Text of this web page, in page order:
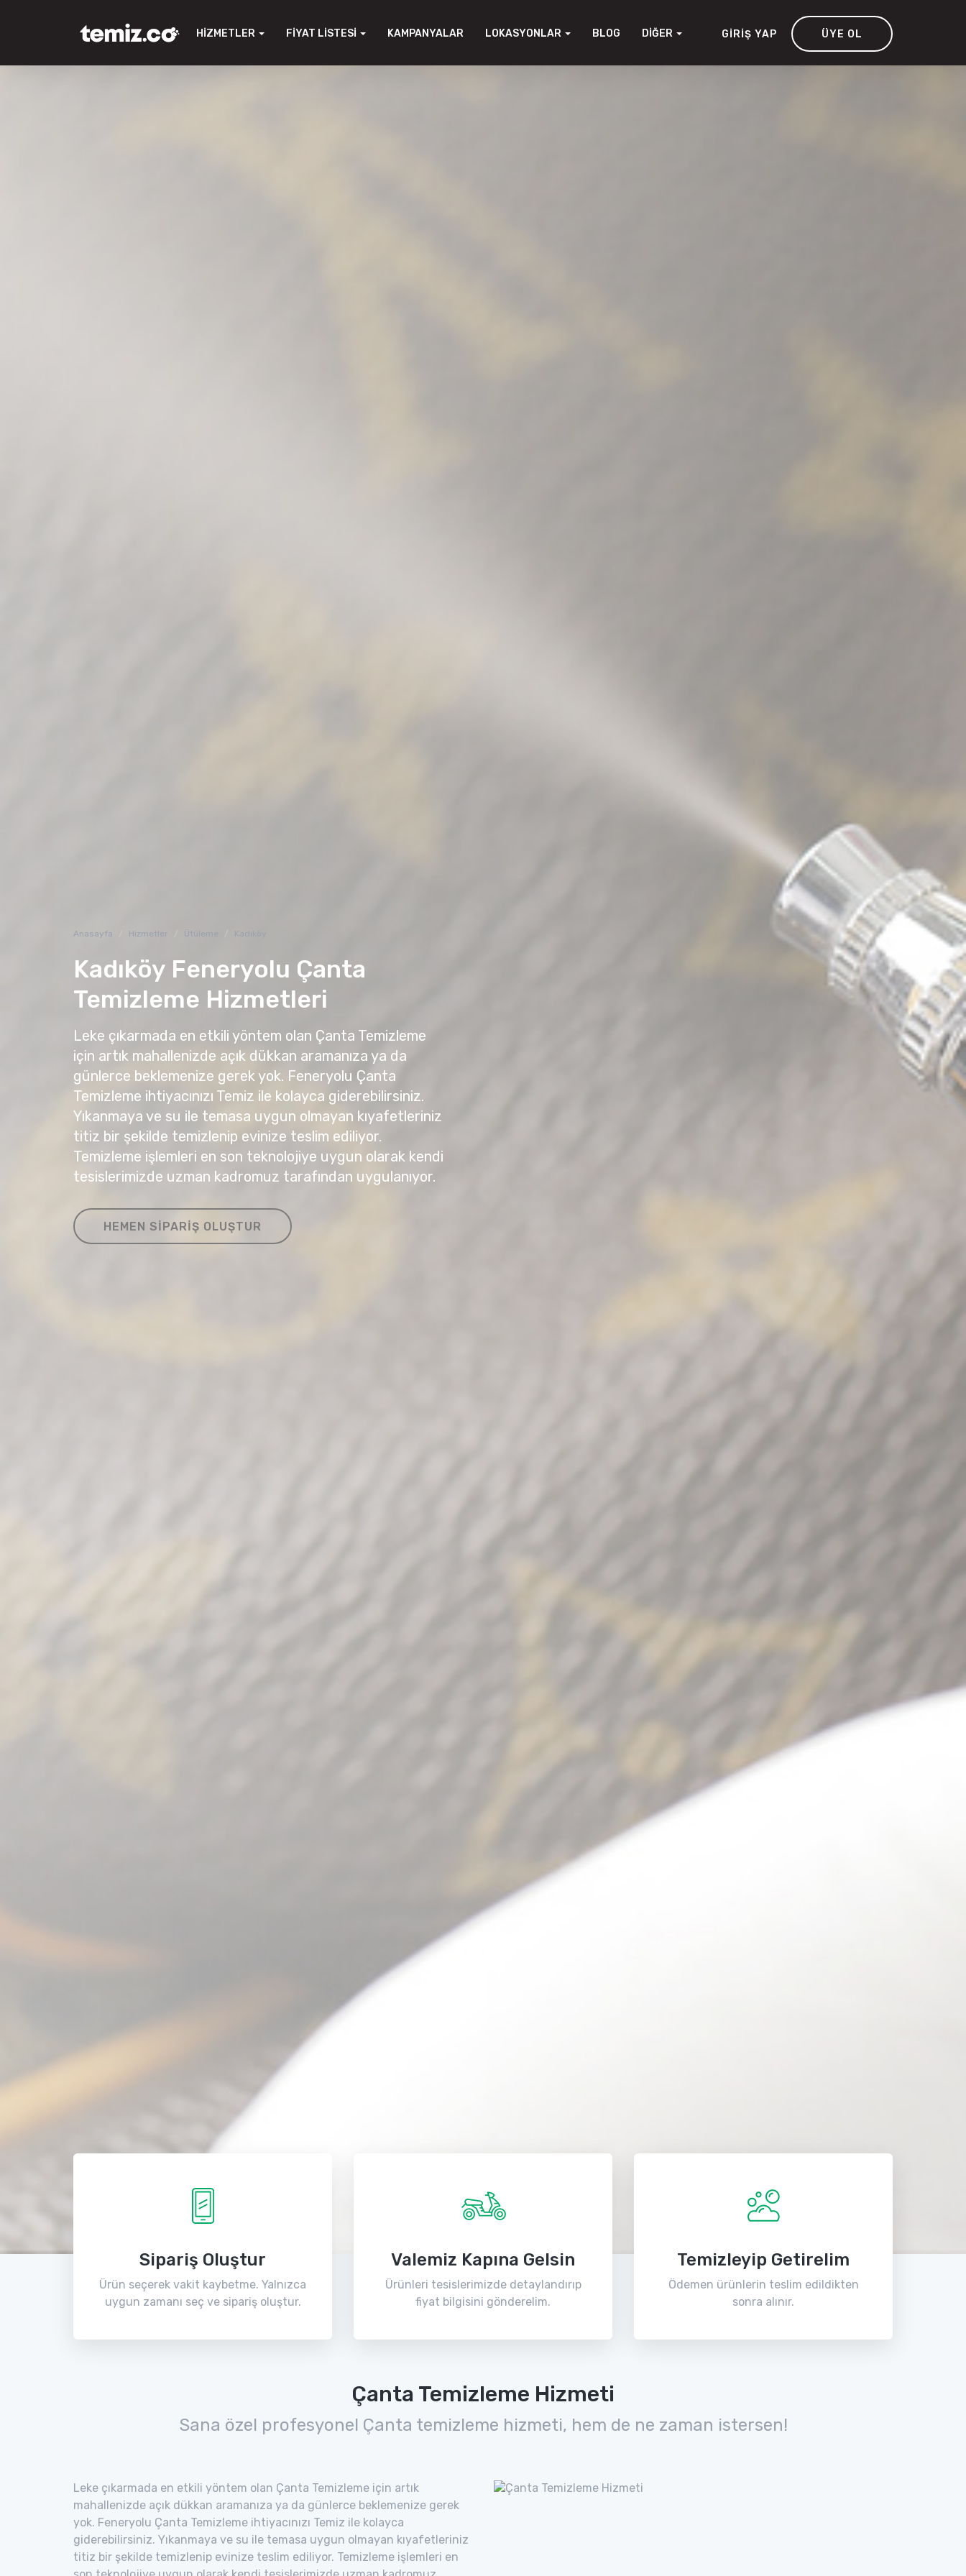
HIZMETLER FIYAT LISTESI KAMPANYALAR LOKASYONLAR BLOG DIĞER GIRIŞ YAP ÜYE OL
Anasayfa Hizmetler Ütüleme Kadıköy
Kadıköy Feneryolu Çanta
Temizleme Hizmetleri
Leke çıkarmada en etkili yöntem olan Çanta Temizleme
için artık mahallenizde açık dükkan aramanıza ya da
günlerce beklemenize gerek yok. Feneryolu Çanta
Temizleme ihtiyacınızı Temiz ile kolayca giderebilirsiniz.
Yıkanmaya ve su ile temasa uygun olmayan kıyafetleriniz
titiz bir şekilde temizlenip evinize teslim ediliyor.
Temizleme işlemleri en son teknolojiye uygun olarak kendi
tesislerimizde uzman kadromuz tarafından uygulanıyor.
HEMEN SIPARIŞ OLUŞTUR
Sipariş Oluştur
Ürün seçerek vakit kaybetme. Yalnızca
uygun zamanı seç ve sipariş oluştur.
Valemiz Kapına Gelsin
Ürünleri tesislerimizde detaylandırıp
fiyat bilgisini gönderelim.
Temizleyip Getirelim
Ödemen ürünlerin teslim edildikten
sonra alınır.
Çanta Temizleme Hizmeti
Sana özel profesyonel Çanta temizleme hizmeti, hem de ne zaman istersen!
Leke çıkarmada en etkili yöntem olan Çanta Temizleme için artık
mahallenizde açık dükkan aramanıza ya da günlerce beklemenize gerek
yok. Feneryolu Çanta Temizleme ihtiyacınızı Temiz ile kolayca
giderebilirsiniz. Yıkanmaya ve su ile temasa uygun olmayan kıyafetleriniz
titiz bir şekilde temizlenip evinize teslim ediliyor. Temizleme işlemleri en